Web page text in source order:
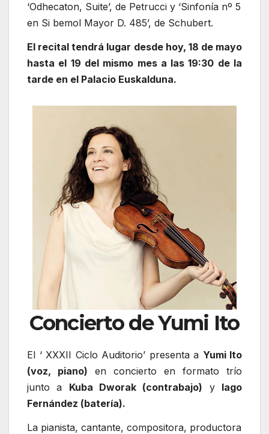
‘Odhecaton, Suite’, de Petrucci y ‘Sinfonía nº 5
en Si bemol Mayor D. 485’, de Schubert.
El recital tendrá lugar desde hoy, 18 de mayo
hasta el 19 del mismo mes a las 19:30 de la
tarde en el Palacio Euskalduna.
Concierto de Yumi Ito
El ‘ XXXII Ciclo Auditorio’ presenta a Yumi Ito
(voz, piano) en concierto en formato trío
junto a Kuba Dworak (contrabajo) y Iago
Fernández (batería).
La pianista, cantante, compositora, productora